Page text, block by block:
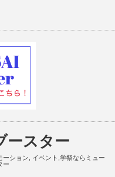
ースター
ーション, イベント,学祭ならミュー
ー